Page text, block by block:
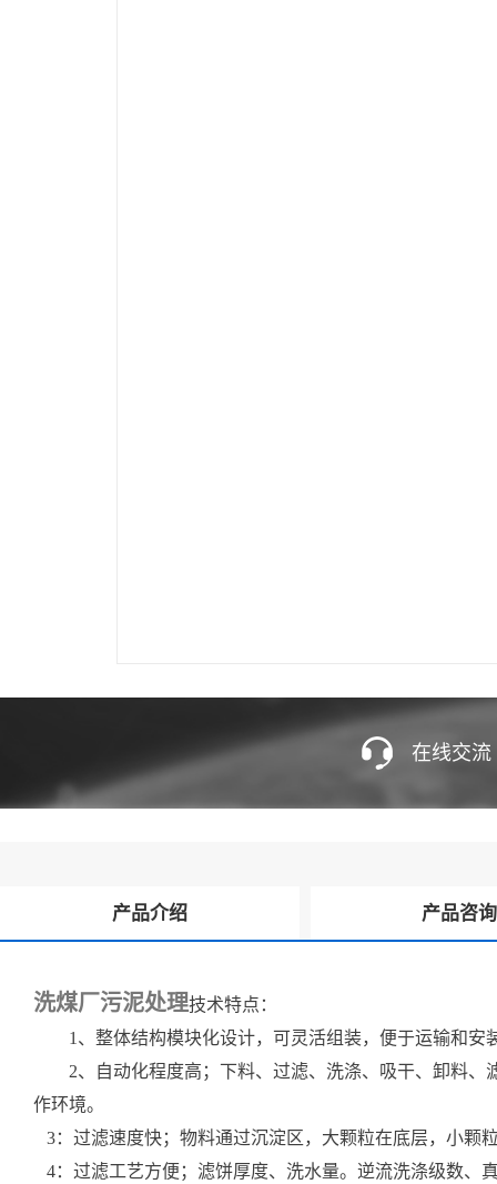
在线交流
产品介绍 产品咨询
洗煤厂污泥处理技术特点：
1、整体结构模块化设计，可灵活组装，便于运输和安
2、自动化程度高；下料、过滤、洗涤、吸干、卸料、
作环境。
3：过滤速度快；物料通过沉淀区，大颗粒在底层，小颗
4：过滤工艺方便；滤饼厚度、洗水量。逆流洗涤级数、